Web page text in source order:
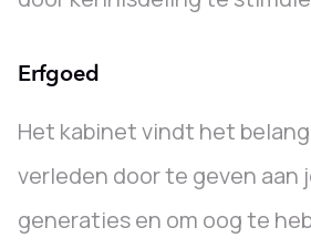
Erfgoed
Het kabinet vindt het
verleden door te geven aan
generaties en om oog te